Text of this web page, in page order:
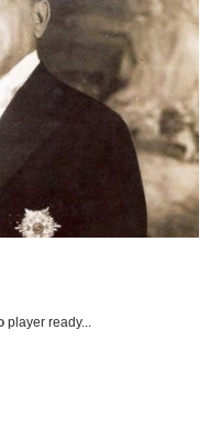
player ready...